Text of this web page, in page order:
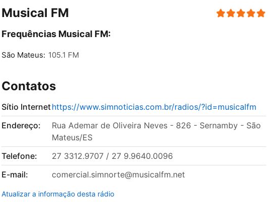
Musical FM
Frequências Musical FM:
São Mateus: 105.1 FM
Contatos
Sítio Internethttps://www.simnoticias.com.br/radios/?id=musicalfm
Endereço:
Rua Ademar de Oliveira Neves - 826 - Sernamby - São
Mateus/ES
Telefone:
27 3312.9707 / 27 9.9640.0096
E-mail:
comercial.simnorte@musicalfm.net
Atualizar a informação desta rádio